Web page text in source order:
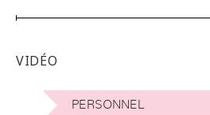
VIDÉO
PERSONNEL